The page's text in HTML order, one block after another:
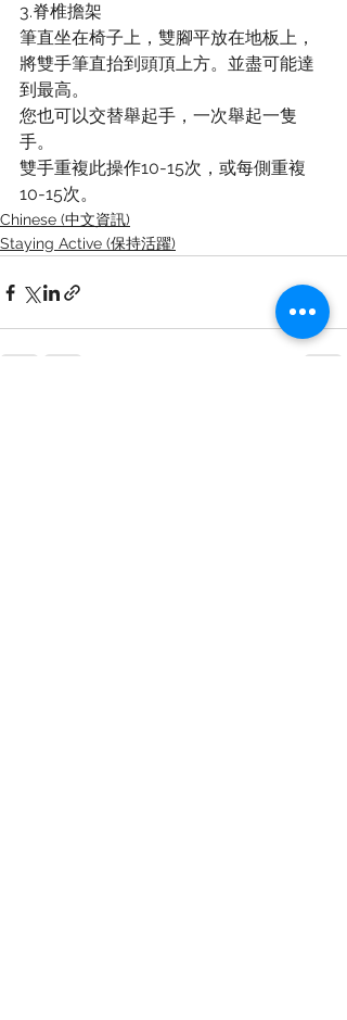
3.脊椎擔架
筆直坐在椅子上，雙腳平放在地板上，
將雙手筆直抬到頭頂上方。並盡可能達
到最高。
您也可以交替舉起手，一次舉起一隻
手。
雙手重複此操作10-15次，或每側重複
10-15次。
Chinese (中文資訊)
Staying Active (保持活躍)